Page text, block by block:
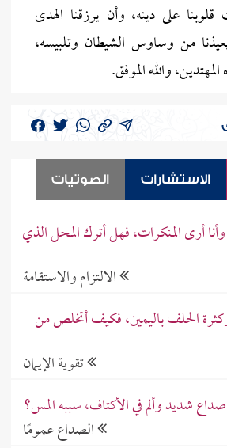
على دينه، وأن يرزقنا الهدى
من وساوس الشيطان وتلبيسه،
والله الموفق.
الاستشارات الصوتيات
أرى المنكرات، فهل أترك المحل الذي
الالتزام والاستقامة
الحلف باليمين، فكيف أتخلص من
تقوية الإيمان
شديد وألم في الأكتاف، سببه المس؟
الصداع عمومًا